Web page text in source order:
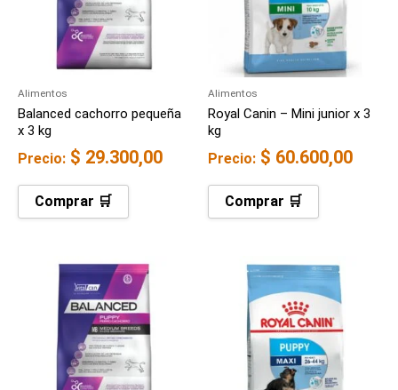
Alimentos
Balanced cachorro pequeña
x 3 kg
Precio: $ 29.300,00
Comprar 🛒
Alimentos
Royal Canin – Mini junior x 3
kg
Precio: $ 60.600,00
Comprar 🛒